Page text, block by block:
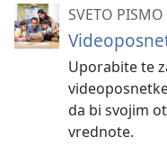
SVETO
Uporabite te
da bi svojim
vrednote.